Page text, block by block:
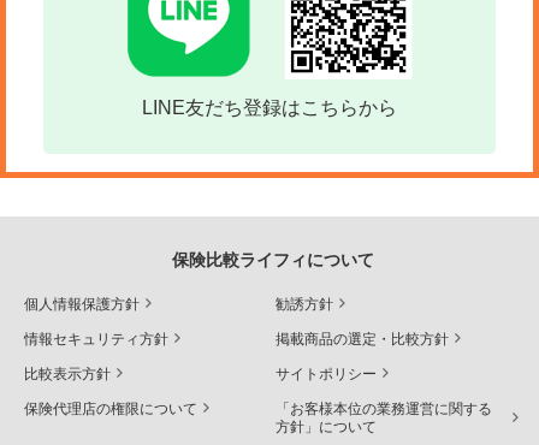
LINE友だち登録はこちらから
保険比較ライフィについて
個人情報保護方針 勧誘方針
情報セキュリティ方針 掲載商品の選定・比較方針
比較表示方針 サイトポリシー
保険代理店の権限について
「お客様本位の業務運営に関する
方針」について